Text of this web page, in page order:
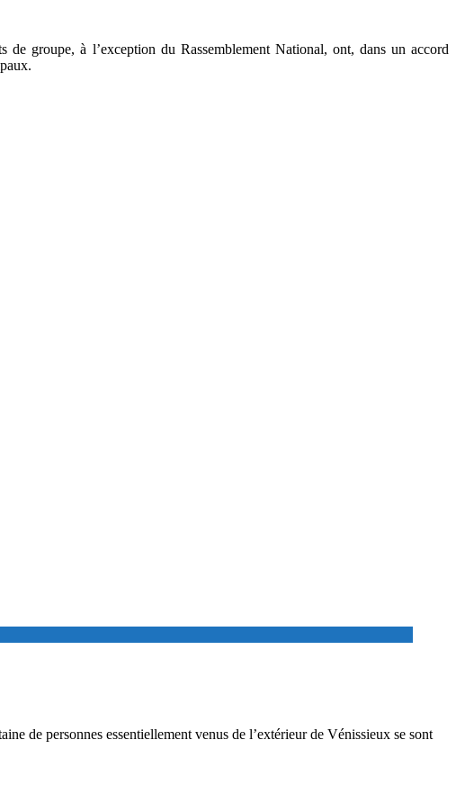
groupe, à l’exception du Rassemblement National, ont, dans un accord
de personnes essentiellement venus de l’extérieur de Vénissieux se sont